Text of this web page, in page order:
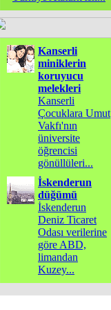
Kanserli
miniklerin
koruyucu
melekleri
Kanserli
Çocuklara Umut
Vakfı'nın
üniversite
öğrencisi
gönüllüleri...
İskenderun
düğümü
İskenderun
Deniz Ticaret
Odası verilerine
göre ABD,
limandan
Kuzey...